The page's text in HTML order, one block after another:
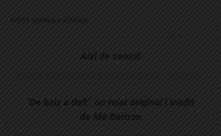
Altres contes publicats:
Així de senzill
‘De baix a dalt’, un relat original i inèdit
de Mò Bertran